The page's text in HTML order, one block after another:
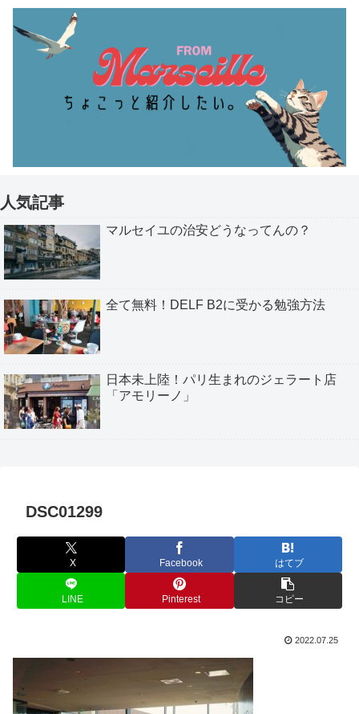
人気記事
マルセイユの治安どうなってんの？
全て無料！DELF B2に受かる勉強方法
日本未上陸！パリ生まれのジェラート店
「アモリーノ」
DSC01299
X Facebook はてブ
LINE Pinterest コピー
2022.07.25